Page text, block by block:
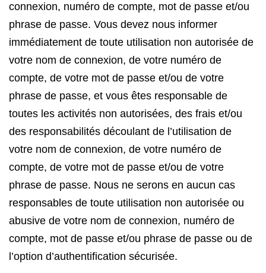
connexion, numéro de compte, mot de passe et/ou
phrase de passe. Vous devez nous informer
immédiatement de toute utilisation non autorisée de
votre nom de connexion, de votre numéro de
compte, de votre mot de passe et/ou de votre
phrase de passe, et vous êtes responsable de
toutes les activités non autorisées, des frais et/ou
des responsabilités découlant de l’utilisation de
votre nom de connexion, de votre numéro de
compte, de votre mot de passe et/ou de votre
phrase de passe. Nous ne serons en aucun cas
responsables de toute utilisation non autorisée ou
abusive de votre nom de connexion, numéro de
compte, mot de passe et/ou phrase de passe ou de
l’option d’authentification sécurisée.